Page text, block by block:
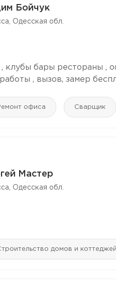
Бойчук
Одесская обл.
клубы бары рестораны ,
, вызов, замер
офиса Сварщик
Мастер
Одесская обл.
домов и коттеджей